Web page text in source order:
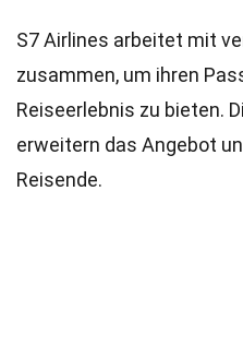
S7 Airlines arbeitet mit
zusammen, um ihren
Reiseerlebnis zu bieten.
erweitern das Angebot
Reisende.